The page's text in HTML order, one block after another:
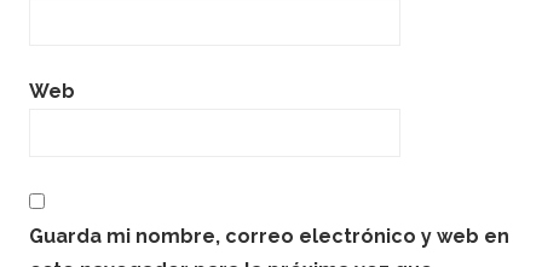
Web
Guarda mi nombre, correo electrónico y web en